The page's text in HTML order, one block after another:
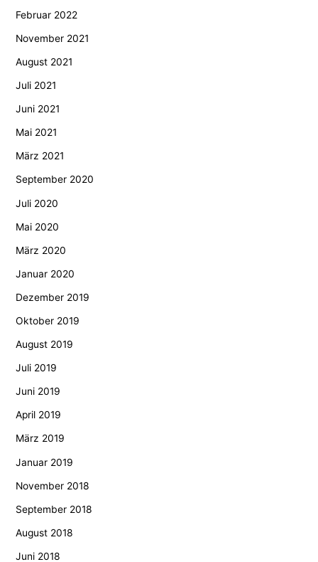
Februar 2022
November 2021
August 2021
Juli 2021
Juni 2021
Mai 2021
März 2021
September 2020
Juli 2020
Mai 2020
März 2020
Januar 2020
Dezember 2019
Oktober 2019
August 2019
Juli 2019
Juni 2019
April 2019
März 2019
Januar 2019
November 2018
September 2018
August 2018
Juni 2018